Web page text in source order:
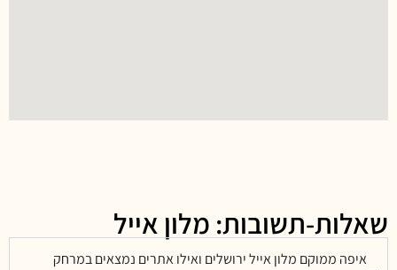
שאלות-תשובות: מלון אייל
איפה ממוקם מלון אייל ירושלים ואילו אתרים נמצאים במרחק